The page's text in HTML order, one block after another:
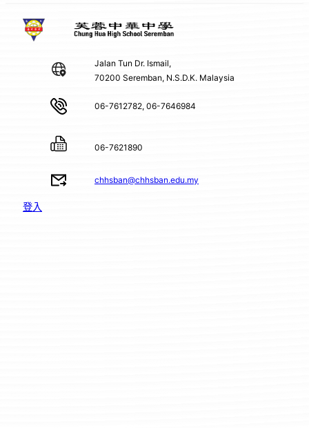
Jalan Tun Dr. Ismail,
70200 Seremban, N.S.D.K. Malaysia
06-7612782, 06-7646984
06-7621890
chhsban@chhsban.edu.my
登入